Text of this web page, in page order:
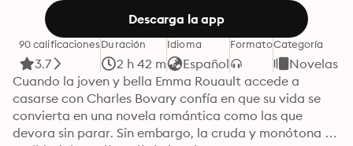
Descarga la app
90 calificaciones
3.7
Duración
2 h 42 m
Idioma
Español
FormatoCategoría
Novelas
Cuando la joven y bella Emma Rouault accede a
casarse con Charles Bovary confía en que su vida se
convierta en una novela romántica como las que
devora sin parar. Sin embargo, la cruda y monótona